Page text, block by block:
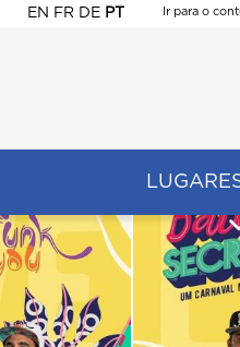
EN FR DE PT
Ir para o